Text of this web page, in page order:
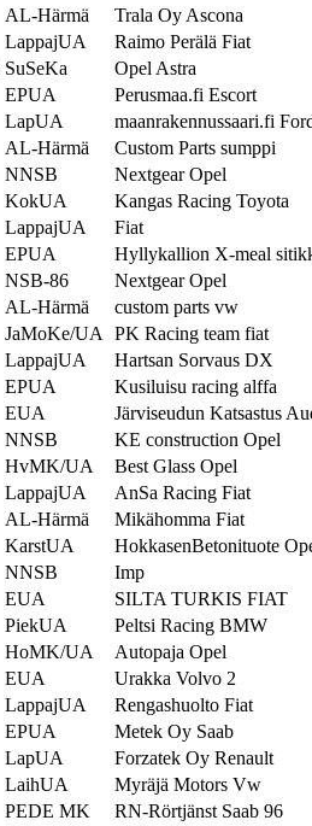
AL-Härmä
Trala Oy Ascona
LappajUA
Raimo Perälä Fiat
SuSeKa
Opel Astra
EPUA
Perusmaa.fi Escort
LapUA
maanrakennussaari.fi
AL-Härmä
Custom Parts sumppi
NNSB
Nextgear Opel
KokUA
Kangas Racing Toyota
LappajUA
Fiat
EPUA
Hyllykallion X-meal
NSB-86
Nextgear Opel
AL-Härmä
custom parts vw
JaMoKe/UA
PK Racing team fiat
LappajUA
Hartsan Sorvaus DX
EPUA
Kusiluisu racing alffa
EUA
Järviseudun Katsastus
NNSB
KE construction Opel
HvMK/UA
Best Glass Opel
LappajUA
AnSa Racing Fiat
AL-Härmä
Mikähomma Fiat
KarstUA
HokkasenBetonituote
NNSB
Imp
EUA
SILTA TURKIS FIAT
PiekUA
Peltsi Racing BMW
HoMK/UA
Autopaja Opel
EUA
Urakka Volvo 2
LappajUA
Rengashuolto Fiat
EPUA
Metek Oy Saab
LapUA
Forzatek Oy Renault
LaihUA
Myräjä Motors Vw
PEDE MK
RN-Rörtjänst Saab 96